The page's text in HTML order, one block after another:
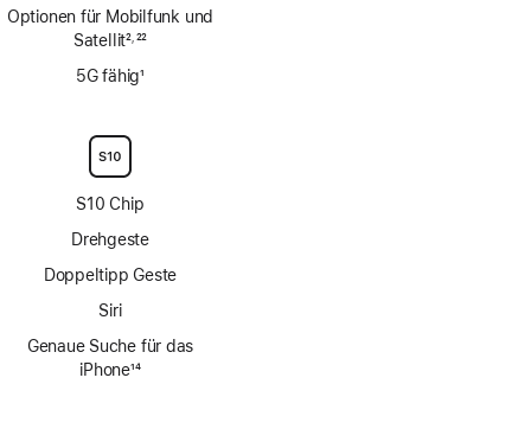
Optionen für Mobilfunk und
Satellit2, 22
5G fähig1
S10 Chip
Drehgeste
Doppeltipp Geste
Siri
Genaue Suche für das
iPhone14